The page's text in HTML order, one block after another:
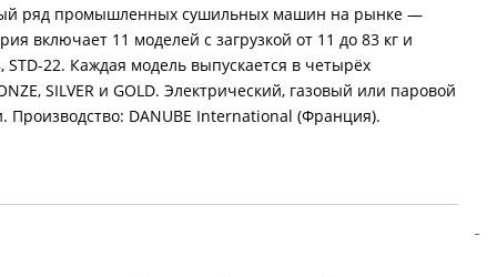
ряд промышленных сушильных машин на рынке —
включает 11 моделей с загрузкой от 11 до 83 кг и
22. Каждая модель выпускается в четырёх
SILVER и GOLD. Электрический, газовый или паровой
Производство: DANUBE International (Франция).